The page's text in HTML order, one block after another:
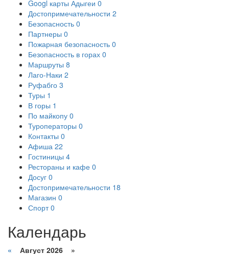
Googl карты Адыгеи 0
Достопримечательности 2
Безопасность 0
Партнеры 0
Пожарная безопасность 0
Безопасность в горах 0
Маршруты 8
Лаго-Наки 2
Руфабго 3
Туры 1
В горы 1
По майкопу 0
Туроператоры 0
Контакты 0
Афиша 22
Гостиницы 4
Рестораны и кафе 0
Досуг 0
Достопримечательности 18
Магазин 0
Спорт0
Календарь
« Август 2026 »